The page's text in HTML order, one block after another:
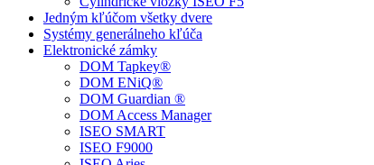
Jedným kľúčom všetky dvere
Systémy generálneho kľúča
Elektronické zámky
DOM Tapkey®
DOM ENiQ®
DOM Guardian ®
DOM Access Manager
ISEO SMART
ISEO F9000